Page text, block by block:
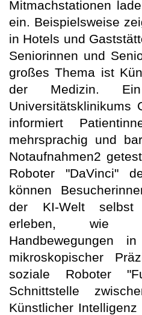
Mitmachstationen
ein. Beispielsweise
in Hotels und
Seniorinnen und
großes Thema ist
der Medizin.
Universitätsklinikums
informiert
mehrsprachig und
Notaufnahmen2
Roboter "DaVinci"
können
der KI-Welt selbst
erleben, wie
Handbewegungen
mikroskopischer
soziale Roboter
Schnittstelle
Künstlicher